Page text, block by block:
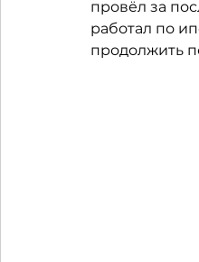
провёл за
работал по
продолжить